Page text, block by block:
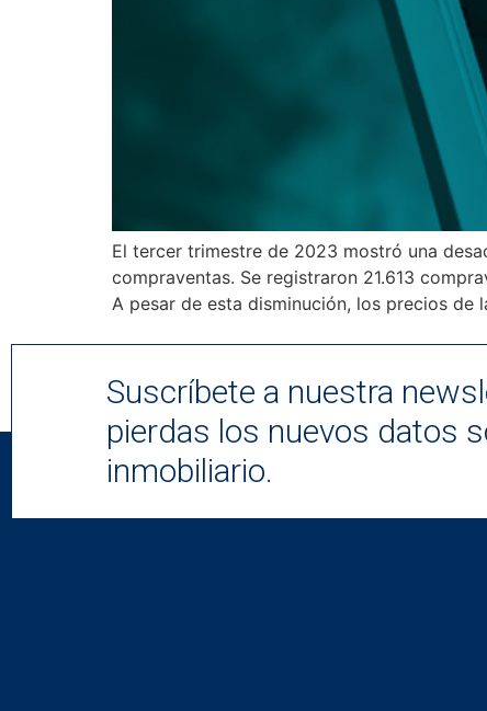
El tercer trimestre de 2023 mostró una
compraventas. Se registraron 21.613
A pesar de esta disminución, los precios de
Suscríbete a nuestra
pierdas los nuevos datos
inmobiliario.